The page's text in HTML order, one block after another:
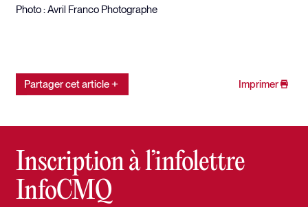
Photo : Avril Franco Photographe
Partager cet article Imprimer
Inscription à l’infolettre
InfoCMQ